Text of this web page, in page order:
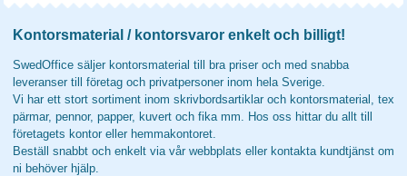
Kontorsmaterial / kontorsvaror enkelt och billigt!
SwedOffice säljer kontorsmaterial till bra priser och med snabba
leveranser till företag och privatpersoner inom hela Sverige.
Vi har ett stort sortiment inom skrivbordsartiklar och kontorsmaterial, tex
pärmar, pennor, papper, kuvert och fika mm. Hos oss hittar du allt till
företagets kontor eller hemmakontoret.
Beställ snabbt och enkelt via vår webbplats eller kontakta kundtjänst om
ni behöver hjälp.